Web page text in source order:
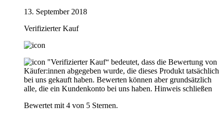
13. September 2018
Verifizierter Kauf
"Verifizierter Kauf“ bedeutet, dass die Bewertung von
Käufer:innen abgegeben wurde, die dieses Produkt tatsächlich
bei uns gekauft haben. Bewerten können aber grundsätzlich
alle, die ein Kundenkonto bei uns haben. Hinweis schließen
Bewertet mit 4 von 5 Sternen.